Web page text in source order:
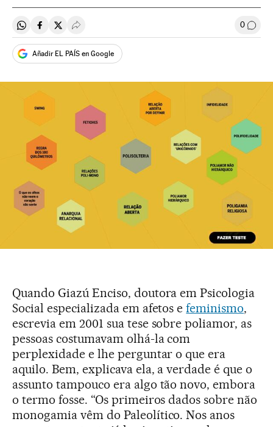
Compartir en Whatsapp
Compartir en Facebook
Compartir en Twitter
Desplegar Redes Sociales 0
Añadir EL PAÍS en Google
Quando Giazú Enciso, doutora em Psicologia
Social especializada em afetos efeminismo,
escrevia em 2001 sua tese sobre poliamor, as
pessoas costumavam olhá-la com
perplexidade e lhe perguntar o que era
aquilo. Bem, explicava ela, a verdade é que o
assunto tampouco era algo tão novo, embora
o termo fosse. “Os primeiros dados sobre não
monogamia vêm do Paleolítico. Nos anos